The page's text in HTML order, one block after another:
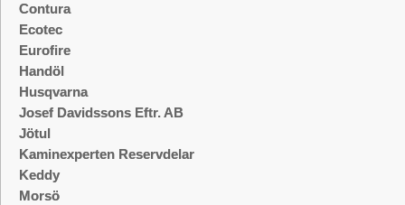
Contura
Ecotec
Eurofire
Handöl
Husqvarna
Josef Davidssons Eftr. AB
Jötul
Kaminexperten Reservdelar
Keddy
Morsö